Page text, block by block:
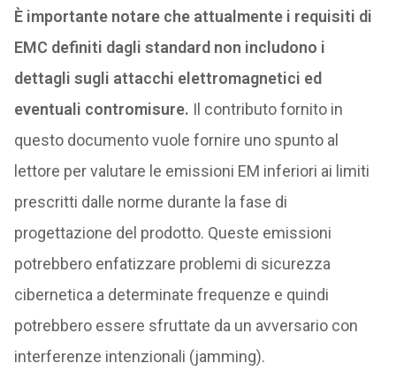
È importante notare che attualmente i requisiti di
EMC definiti dagli standard non includono i
dettagli sugli attacchi elettromagnetici ed
eventuali contromisure. Il contributo fornito in
questo documento vuole fornire uno spunto al
lettore per valutare le emissioni EM inferiori ai limiti
prescritti dalle norme durante la fase di
progettazione del prodotto. Queste emissioni
potrebbero enfatizzare problemi di sicurezza
cibernetica a determinate frequenze e quindi
potrebbero essere sfruttate da un avversario con
interferenze intenzionali (jamming).